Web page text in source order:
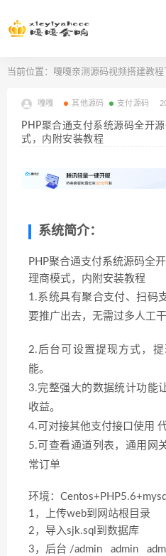
当前位置： 嘎嘎亲测源码视频搭建教
嘎嘎 其他源码 支付源码
PHP聚合通支付系统源码全开
式，内附安装教程
系统简介：
PHP聚合通支付系统源码全
理商模式，内附安装教程
1.系统具有聚合支付、扫码
要推广出去，无需过多人工干
2.后台可设置提现方式，
能。
3.完整强大的数据统计功能
收益。
4.可对接其他支付接口使用
5.可查看通道列表，通用网
常订单
环境：
1，上传web到网站根目录
2，导入sjk.sql到数据库
3，后台 /admin admin